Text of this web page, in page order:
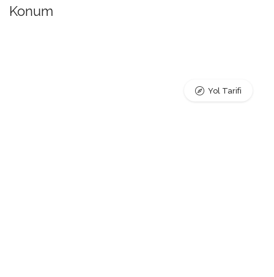
Konum
Yol Tarifi